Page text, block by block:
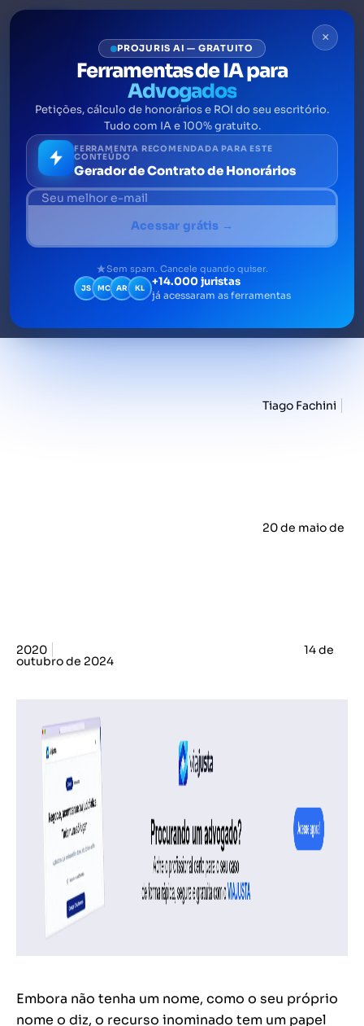
Recurso inominado:
conceito, prazos e requisitos
O recurso inominado é uma espécie de
recurso exclusiva dos Juizados Especiais,
em todos os seus níveis: tanto nos estaduais
quanto nos federais.
Tiago Fachini
20 de maio de
2020 14 de
outubro de 2024
Embora não tenha um nome, como o seu próprio
nome o diz, o recurso inominado tem um papel
×
PROJURIS AI — GRATUITO
Ferramentas de IA para
Advogados
Petições, cálculo de honorários e ROI do seu escritório.
Tudo com IA e 100% gratuito.
FERRAMENTA RECOMENDADA PARA ESTE
CONTEÚDO
Gerador de Contrato de Honorários
Acessar grátis →
Sem spam. Cancele quando quiser.
JS MC AR KL +14.000 juristas
já acessaram as ferramentas